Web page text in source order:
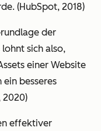
(HubSpot, 2018)
der
sich also,
einer Website
besseres
2020)
effektiver